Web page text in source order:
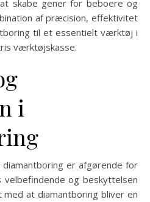
skabe gener for beboere og
af præcision, effektivitet
til et essentielt værktøj i
værktøjskasse.
i
diamantboring er afgørende for
og beskyttelsen
at diamantboring bliver en